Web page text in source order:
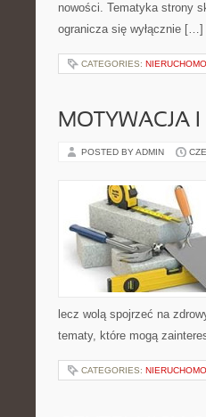
nowości. Tematyka strony
ogranicza się wyłącznie […]
CATEGORIES:
MOTYWACJA
POSTED BY ADMIN
lecz wolą spojrzeć na
tematy, które mogą
CATEGORIES: